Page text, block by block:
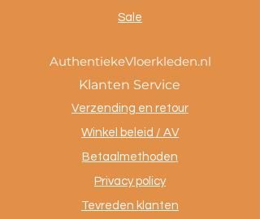
Sale
AuthentiekeVloerkleden.nl
Klanten Service
Verzending en retour
Winkel beleid / AV
Betaalmethoden
Privacy policy
Tevreden klanten